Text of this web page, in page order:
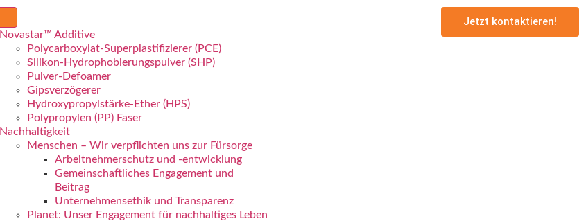
Novastar™ Additive
Polycarboxylat-Superplastifizierer (PCE)
Silikon-Hydrophobierungspulver (SHP)
Pulver-Defoamer
Gipsverzögerer
Hydroxypropylstärke-Ether (HPS)
Polypropylen (PP) Faser
Nachhaltigkeit
Menschen – Wir verpflichten uns zur Fürsorge
Arbeitnehmerschutz und -entwicklung
Gemeinschaftliches Engagement und
Beitrag
Unternehmensethik und Transparenz
Planet: Unser Engagement für nachhaltiges Leben
Jetzt kontaktieren!